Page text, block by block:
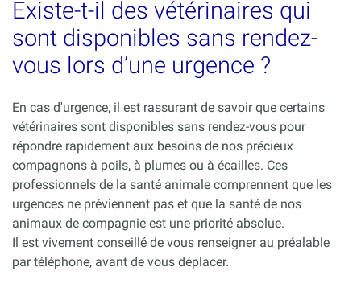
Existe-t-il des vétérinaires qui
sont disponibles sans rendez-
vous lors d’une urgence ?
En cas d'urgence, il est rassurant de savoir que certains
vétérinaires sont disponibles sans rendez-vous pour
répondre rapidement aux besoins de nos précieux
compagnons à poils, à plumes ou à écailles. Ces
professionnels de la santé animale comprennent que les
urgences ne préviennent pas et que la santé de nos
animaux de compagnie est une priorité absolue.
Il est vivement conseillé de vous renseigner au préalable
par téléphone, avant de vous déplacer.